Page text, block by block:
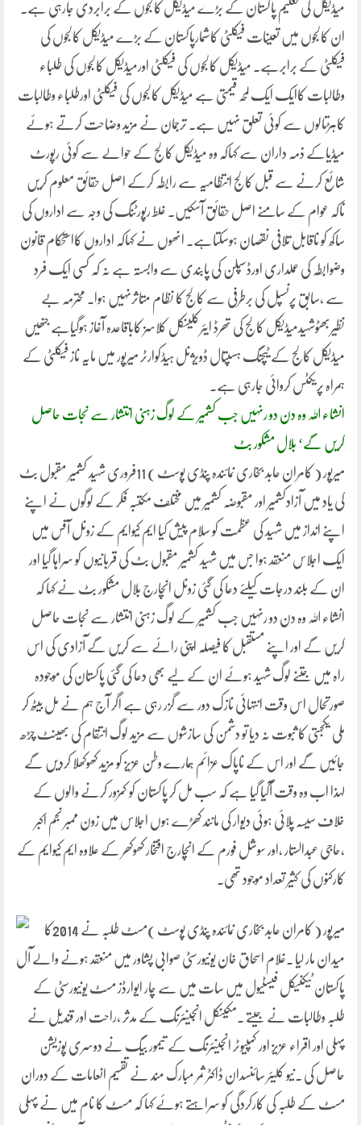
میڈیکل کی تعلیم پاکستان کے بڑے میڈیکل کالجوں کے برابردی جارہی ہے۔
ان کالجوں میں تعینات فیکلٹی کاشمارپاکستان کے بڑے میڈیکل کالجوں کی
فیکلٹی کے برابرہے۔ میڈیکل کالجوں کی فیکلٹی اورمیڈیکل کالجوں کی طلباء
وطالبات کاایک ایک لمحہ قیمتی ہے میڈیکل کالجوں کی فیکلٹی اورطلباء وطالبات
کاہڑتالوں سے کوئی تعلق نہیں ہے۔ ترجمان نے مزید وضاحت کرتے ہوئے
میڈیاکے ذمہ داران سے کہاکہ وہ میڈیکل کالج کے حوالے سے کوئی رپورٹ
شائع کرنے سے قبل کالج انتظامیہ سے رابطہ کرکے اصل حقائق معلوم کریں
تاکہ عوام کے سامنے اصل حقائق آسکیں۔ غلط رپورٹنگ کی وجہ سے اداروں کی
ساکھ کو ناقابل تلافی نقصان ہوسکتاہے۔ انھوں نے کہاکہ اداروں کااستحکام قانون
وضوابطہ کی عملداری اورڈسپلن کی پابندی سے وابستہ ہے نہ کہ کسی ایک فرد
سے ،سابق پرنسپل کی برطرفی سے کالج کا نظام متاثرنہیں ہوا۔ محترمہ بے
نظیربھٹوشہیدمیڈیکل کالج کی تھرڈ ایئرکلینکل کلاسز کاباقاعدہ آغاز ہوگیاہے جنھیں
میڈیکل کالج کے ٹیچنگ ہسپتال ڈویژنل ہیڈکوارٹر میرپور میں مایہ ناز فیکلٹی کے
ہمراہ پریکٹس کروائی جارہی ہے۔
انشاء اللہ وہ دن دو رنہیں جب کشمیر کے لوگ زہنی انتشار سے نجات حاصل
کریں گے‘ بلال مشکور بٹ
میرپور ( کامران عابد بخاری نمائندہ پنڈی پوسٹ ) 11فروری شہید کشمیر مقبول بٹ
کی یاد میں آزادکشمیر اور مقبوضہ کشمیر میں مختلف مکتبہ فکر کے لوگوں نے اپنے
اپنے انداز میں شہید کی عظمت کو سلام پیش کیا ایم کیوایم کے زونل آفس میں
ایک اجلاس منعقد ہوا جس میں شہید کشمیر مقبول بٹ کی قربانیوں کو سراہا گیا اور
ان کے بلند درجات کیلئے دعا کی گئی زونل انچارج بلال مشکور بٹ نے کہا کہ
انشاء اللہ وہ دن دو رنہیں جب کشمیر کے لوگ زہنی انتشار سے نجات حاصل
کریں گے اور اپنے مستقبل کا فیصلہ اپنی رائے سے کریں گے آزادی کی اس
راہ میں جتنے لوگ شہید ہوئے ان کے لیے بھی دعا کی گئی پاکستان کی موجودہ
صورتحال اس وقت انتہائی نازک دور سے گزر رہی ہے اگر آج ہم نے مل بیٹھ کر
ملی یکجہتی کا ثبوت نہ دیا تو دشمن کی سازشوں سے مزید لوگ انتقام کی بھینٹ چڑھ
جائیں گے اور اس کے ناپاک عزائم ہمارے وطن عزیز کو مزید کھوکھلا کردیں گے
لہذا اب وہ وقت آگیا گیا ہے کہ سب مل کر پاکستان کو کمزور کرنے والوں کے
خلاف سیسہ پلائی ہوئی دیوار کی مانند کھڑے ہوں اجلاس میں زون ممبر نجم اکبر
،حاجی عبدالستار ،اور سوشل فورم کے انچارج افتخار کھوکھر کے علاوہ ایم کیوایم کے
کارکنوں کی کثیر تعداد موجود تھی۔
میرپور ( کامران عابد بخاری نمائندہ پنڈی پوسٹ )مسٹ طلبہ نے 2014کا
میدان مار لیا ۔غلام اسحاق خان یونیورسٹی صوابی پشاور میں منعقد ہونے والے آل
پاکستان ٹیکنیکل فیسٹیول میں سات میں سے چار ایوارڈز مسٹ یونیورسٹی کے
طلبہ وطالبات نے جیتے ۔مکینکل انجینئرنگ کے مدثر ،راحت اور قندیل نے
پہلی اور اقراء عزیز اور کمپیوٹر انجینئرنگ کے تیمور بیگ نے دوسری پوزیشن
حاصل کی ۔نیو کلیئر سائنسدان ڈاکٹر ثمر مبارک مند نے تقسیم انعامات کے دوران
مسٹ کے طلبہ کی کارکردگی کو سراہتے ہوئے کہا کہ مسٹ کا نام میں نے پہلی